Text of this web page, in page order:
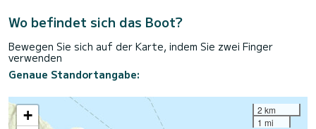
Wo befindet sich das Boot?
Bewegen Sie sich auf der Karte, indem Sie zwei Finger
verwenden
Genaue Standortangabe:
+
2 km
1 mi